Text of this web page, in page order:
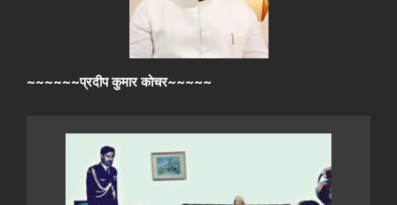
~~~~~~प्रदीप कुमार कोचर~~~~~